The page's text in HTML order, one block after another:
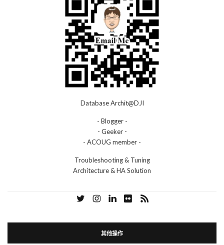
Database Archit@DJI
- Blogger -
- Geeker -
- ACOUG member -
Troubleshooting & Tuning
Architecture & HA Solution
其他操作